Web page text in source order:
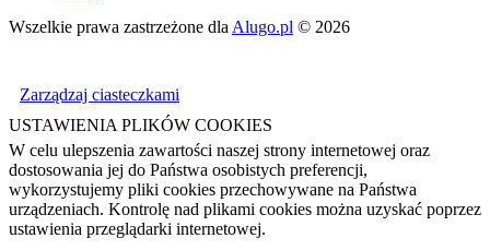
Wszelkie prawa zastrzeżone dla Alugo.pl © 2026
Zarządzaj ciasteczkami
USTAWIENIA PLIKÓW COOKIES
W celu ulepszenia zawartości naszej strony internetowej oraz
dostosowania jej do Państwa osobistych preferencji,
wykorzystujemy pliki cookies przechowywane na Państwa
urządzeniach. Kontrolę nad plikami cookies można uzyskać poprzez
ustawienia przeglądarki internetowej.